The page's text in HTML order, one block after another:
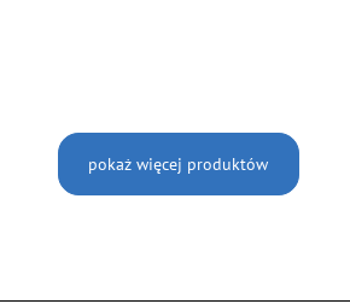
pokaż więcej produktów